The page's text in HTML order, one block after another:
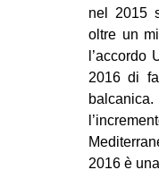
nel 2015
oltre un
l’accordo
2016 di
2016 è